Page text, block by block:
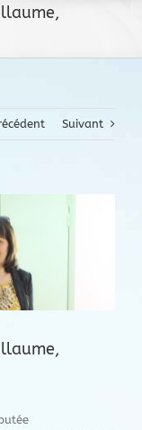
Suivant